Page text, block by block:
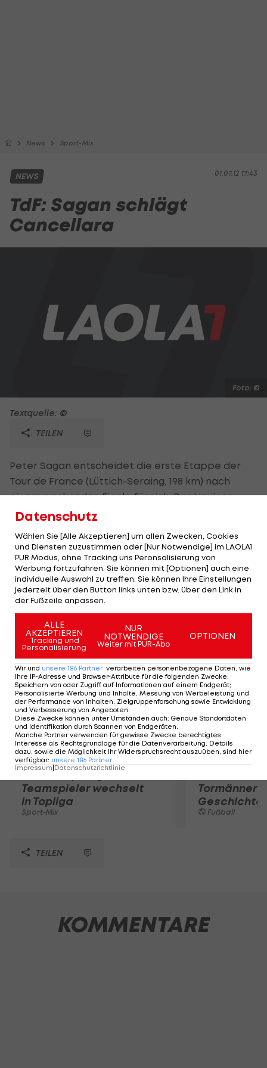
News Sport-Mix
01.07.12 17:43
NEWS
TdF: Sagan schlägt
Cancellara
Foto: ©
Textquelle: ©
TEILEN
Peter Sagan entscheidet die erste Etappe der
Tour de France (Lüttich-Seraing, 198 km) nach
einem packenden Finale für sich. Der Liquigas-
Sprinter zieht auf den letzten Metern am Mann in
seinen ersten Etappensieg bei der Frankreich-
Rundfahrt. Rang drei geht an Edvald Boasson
Hagen (SKY), gesamt führt weiter Cancellara. Eine
sechsköpfige Ausreißergruppe wird fünf
Kilometer vor dem Ziel vom Hauptfeld gestellt.
Mehr zum Thema
Karrieresprung! ÖVV-
Teamspieler wechselt
in Topliga
Sport-Mix
Tormänner
Geschichte
Fußball
TEILEN
KOMMENTARE
Datenschutz
Wählen Sie [Alle Akzeptieren] um allen Zwecken, Cookies
und Diensten zuzustimmen oder [Nur Notwendige] im LAOLA1
PUR Modus, ohne Tracking uns Peronsalisierung von
Werbung fortzufahren. Sie können mit [Optionen] auch eine
individuelle Auswahl zu treffen. Sie können Ihre Einstellungen
jederzeit über den Button links unten bzw. über den Link in
der Fußzeile anpassen.
ALLE
AKZEPTIEREN
Tracking und
Personalisierung
NUR
NOTWENDIGE
Weiter mit PUR-Abo
OPTIONEN
Wir und unsere 186 Partner verarbeiten personenbezogene Daten, wie
Ihre IP-Adresse und Browser-Attribute für die folgenden Zwecke:
Speichern von oder Zugriff auf Informationen auf einem Endgerät;
Personalisierte Werbung und Inhalte, Messung von Werbeleistung und
der Performance von Inhalten, Zielgruppenforschung sowie Entwicklung
und Verbesserung von Angeboten.
Diese Zwecke können unter Umständen auch: Genaue Standortdaten
und Identifikation durch Scannen von Endgeräten.
Manche Partner verwenden für gewisse Zwecke berechtigtes
Interesse als Rechtsgrundlage für die Datenverarbeitung. Details
dazu, sowie die Möglichkeit Ihr Widerspruchsrecht auszuüben, sind hier
verfügbar: unsere 186 Partner
Impressum Datenschutzrichtlinie